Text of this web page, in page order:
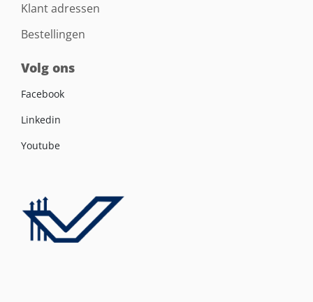
Klant adressen
Bestellingen
Volg ons
Facebook
Linkedin
Youtube